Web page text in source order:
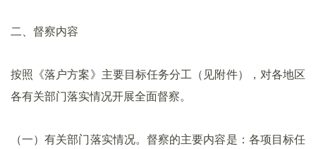
二、督察内容
按照《落户方案》主要目标任务分工（见附件），对各地区
各有关部门落实情况开展全面督察。
（一）有关部门落实情况。督察的主要内容是：各项目标任